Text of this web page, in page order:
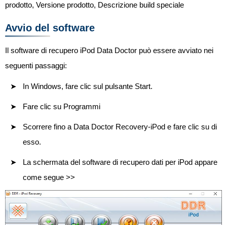
prodotto, Versione prodotto, Descrizione build speciale
Avvio del software
Il software di recupero iPod Data Doctor può essere avviato nei
seguenti passaggi:
In Windows, fare clic sul pulsante Start.
Fare clic su Programmi
Scorrere fino a Data Doctor Recovery-iPod e fare clic su di
esso.
La schermata del software di recupero dati per iPod appare
come segue >>